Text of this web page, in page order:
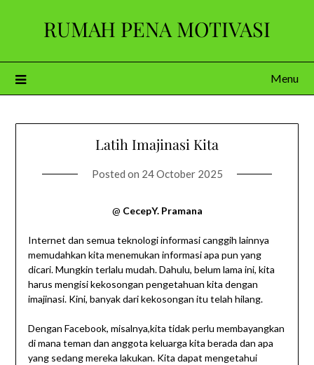
RUMAH PENA MOTIVASI
Menu
Latih Imajinasi Kita
Posted on 24 October 2025
@ CecepY. Pramana
Internet dan semua teknologi informasi canggih lainnya
memudahkan kita menemukan informasi apa pun yang
dicari. Mungkin terlalu mudah. ​​Dahulu, belum lama ini, kita
harus mengisi kekosongan pengetahuan kita dengan
imajinasi. Kini, banyak dari kekosongan itu telah hilang.
Dengan Facebook, misalnya,kita tidak perlu membayangkan
di mana teman dan anggota keluarga kita berada dan apa
yang sedang mereka lakukan. Kita dapat mengetahui